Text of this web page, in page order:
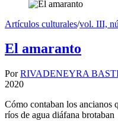
Artículos culturales/vol. III,
El amaranto
Por RIVADENEYRA
2020
Cómo contaban los ancianos
ríos de agua diáfana brotaban